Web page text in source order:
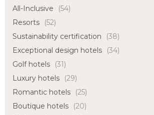
All-Inclusive
(54)
Resorts
(52)
Sustainability certification
(38)
Exceptional design hotels
(34)
Golf hotels
(31)
Luxury hotels
(29)
Romantic hotels
(25)
Boutique hotels
(20)